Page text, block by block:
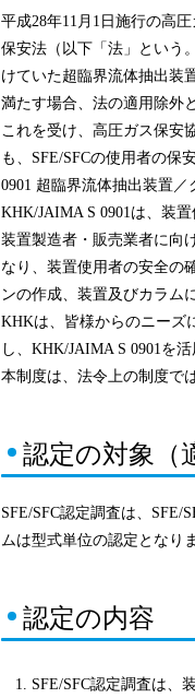
平成28年11月1日施行の高
保安法（以下「法」という
けていた超臨界流体抽出装
満たす場合、法の適用除外
これを受け、高圧ガス保安
も、SFE/SFCの使用者の保
0901 超臨界流体抽出装置
KHK/JAIMA S 0901は、装
装置製造者・販売業者に向
なり、装置使用者の安全の
ンの作成、装置及びカラム
KHKは、皆様からのニーズ
し、KHK/JAIMA S 0901を
本制度は、法令上の制度で
認定の対象（
SFE/SFC認定調査は、
ムは型式単位の認定となり
認定の内容
SFE/SFC認定調査は、